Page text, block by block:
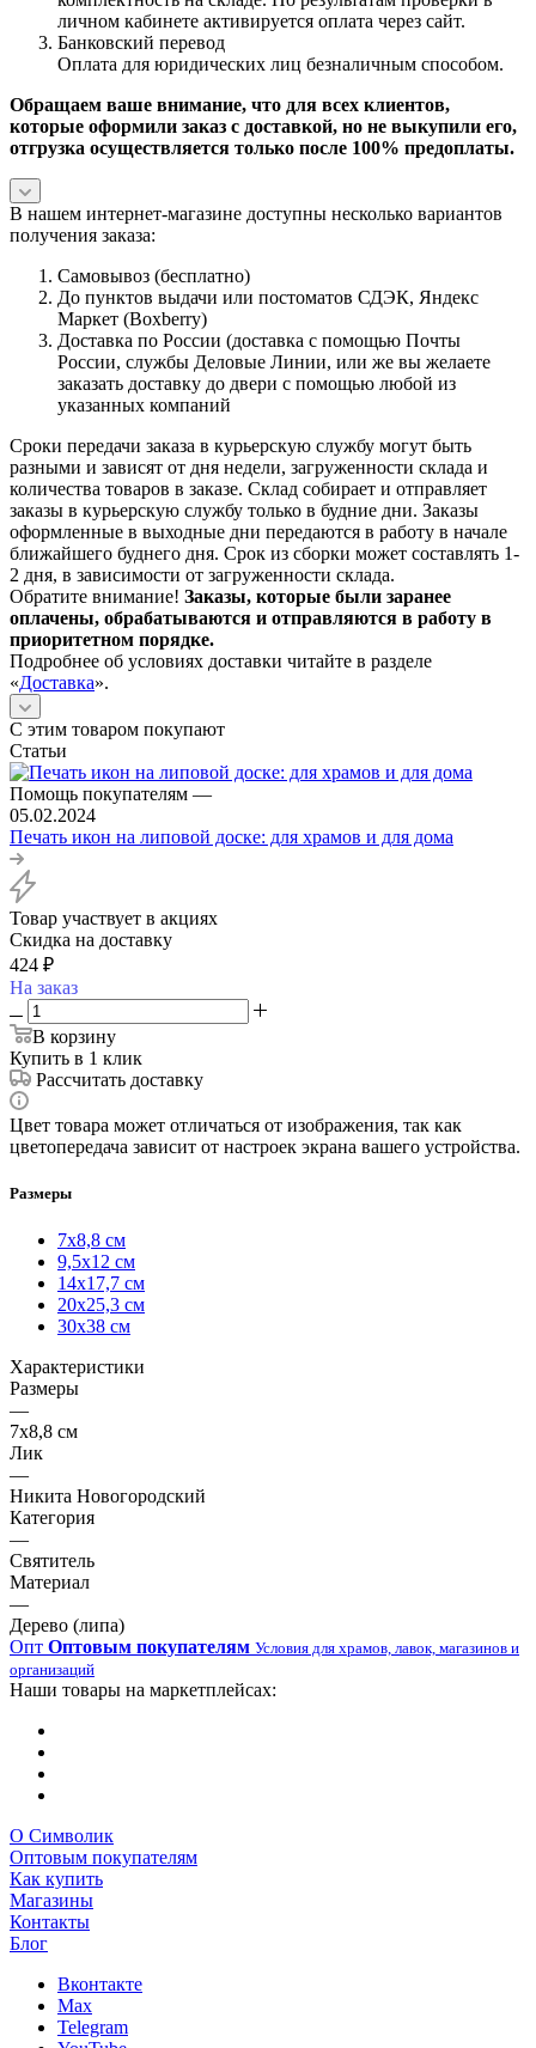
личном кабинете активируется оплата через сайт.
Банковский перевод
Оплата для юридических лиц безналичным способом.
Обращаем ваше внимание, что для всех клиентов,
которые оформили заказ с доставкой, но не выкупили его,
отгрузка осуществляется только после 100% предоплаты.
В нашем интернет-магазине доступны несколько вариантов
получения заказа:
Самовывоз (бесплатно)
До пунктов выдачи или постоматов СДЭК, Яндекс
Маркет (Boxberry)
Доставка по России (доставка с помощью Почты
России, службы Деловые Линии, или же вы желаете
заказать доставку до двери с помощью любой из
указанных компаний
Сроки передачи заказа в курьерскую службу могут быть
разными и зависят от дня недели, загруженности склада и
количества товаров в заказе. Склад собирает и отправляет
заказы в курьерскую службу только в будние дни. Заказы
оформленные в выходные дни передаются в работу в начале
ближайшего буднего дня. Срок из сборки может составлять 1-
2 дня, в зависимости от загруженности склада.
Обратите внимание! Заказы, которые были заранее
оплачены, обрабатываются и отправляются в работу в
приоритетном порядке.
Подробнее об условиях доставки читайте в разделе
«Доставка».
С этим товаром покупают
Статьи
Помощь покупателям —
05.02.2024
Печать икон на липовой доске: для храмов и для дома
Товар участвует в акциях
Скидка на доставку
424 ₽
На заказ
В корзину
Купить в 1 клик
Рассчитать доставку
Цвет товара может отличаться от изображения, так как
цветопередача зависит от настроек экрана вашего устройства.
Размеры
7х8,8 см
9,5х12 см
14х17,7 см
20х25,3 см
30х38 см
Характеристики
Размеры
—
7х8,8 см
Лик
—
Никита Новогородский
Категория
—
Святитель
Материал
—
Дерево (липа)
Опт Оптовым покупателям Условия для храмов, лавок, магазинов и
организаций
Наши товары на маркетплейсах:
О Символик
Оптовым покупателям
Как купить
Магазины
Контакты
Блог
Вконтакте
Max
Telegram